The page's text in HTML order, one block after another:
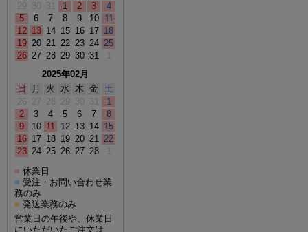
29
30 31 1 2 3
4
5
6 7 8 9 10
11
12 13 14 15 16 17 18
19 20 21 22 23 24 25
26 27 28 29 30 31
1
2025年02月
日
月 火 水 木 金
土
26
27 28 29 30 31
1
2
3 4 5 6 7
8
9
10 11 12 13 14 15
16 17 18 19 20 21 22
23 24 25 26 27 28 1
■ 休業日
■ 受注・お問い合わせ業
務のみ
■ 発送業務のみ
営業日の午後や、休業日
にいただいたご注文は、